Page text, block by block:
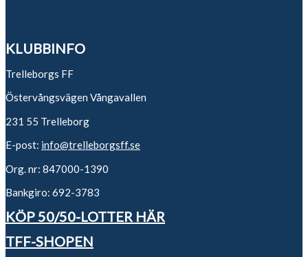
KLUBBINFO
Trelleborgs FF
Östervångsvägen Vångavallen
231 55 Trelleborg
E-post: info@trelleborgsff.se
Org. nr: 847000-1390
Bankgiro: 692-3783
KÖP 50/50-LOTTER HÄR
TFF-SHOPEN